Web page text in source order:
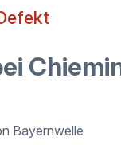
Bayernwelle